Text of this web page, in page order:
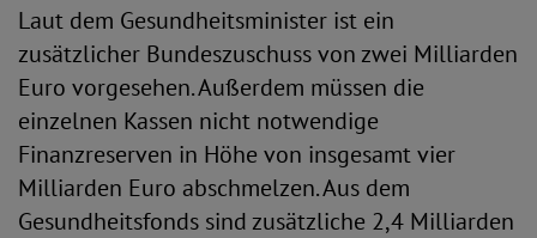
Laut dem Gesundheitsminister ist ein
zusätzlicher Bundeszuschuss von zwei Milliarden
Euro vorgesehen. Außerdem müssen die
einzelnen Kassen nicht notwendige
Finanzreserven in Höhe von insgesamt vier
Milliarden Euro abschmelzen. Aus dem
Gesundheitsfonds sind zusätzliche 2,4 Milliarden